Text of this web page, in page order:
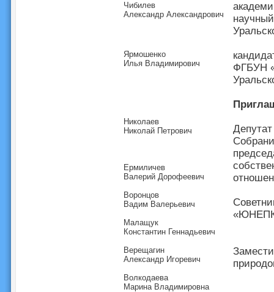
Чибилев
Александр Александрович
Ярмошенко
Илья Владимирович
ФГБУН
Николаев
Николай Петрович
Ермиличев
Валерий Дорофеевич
Воронцов
Вадим Валерьевич
Малащук
Константин Геннадьевич
Верещагин
Александр Игоревич
Волкодаева
Марина Владимировна